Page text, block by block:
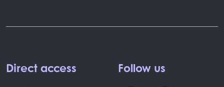
Direct access Follow us